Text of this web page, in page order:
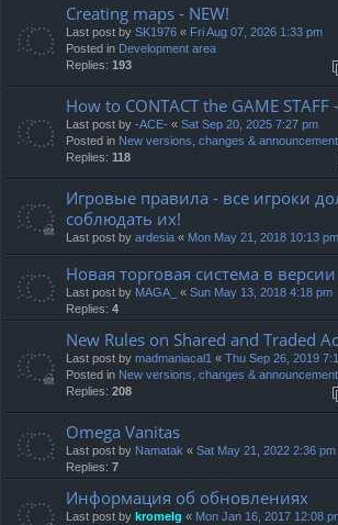
Creating maps - NEW!
Last post by SK1976 « Fri Aug 07, 2026 1:33 pm
Posted in Development area
Replies: 193
How to CONTACT the GAME STAFF
Last post by -ACE- « Sat Sep 20, 2025 7:27 pm
Posted in New versions, changes &
Replies: 118
Игровые правила - все игроки
соблюдать их!
Last post by ardesia « Mon May 21, 2018 10:13 pm
Новая торговая система в
Last post by MAGA_ « Sun May 13, 2018 4:18 pm
Replies: 4
New Rules on Shared and Traded
Last post by madmaniacal1 « Thu Sep 26, 2019
Posted in New versions, changes &
Replies: 208
Omega Vanitas
Last post by Namatak « Sat May 21, 2022 2:36 pm
Replies: 7
Информация об обновлениях
Last post by kromelg « Mon Jan 16, 2017 12:08